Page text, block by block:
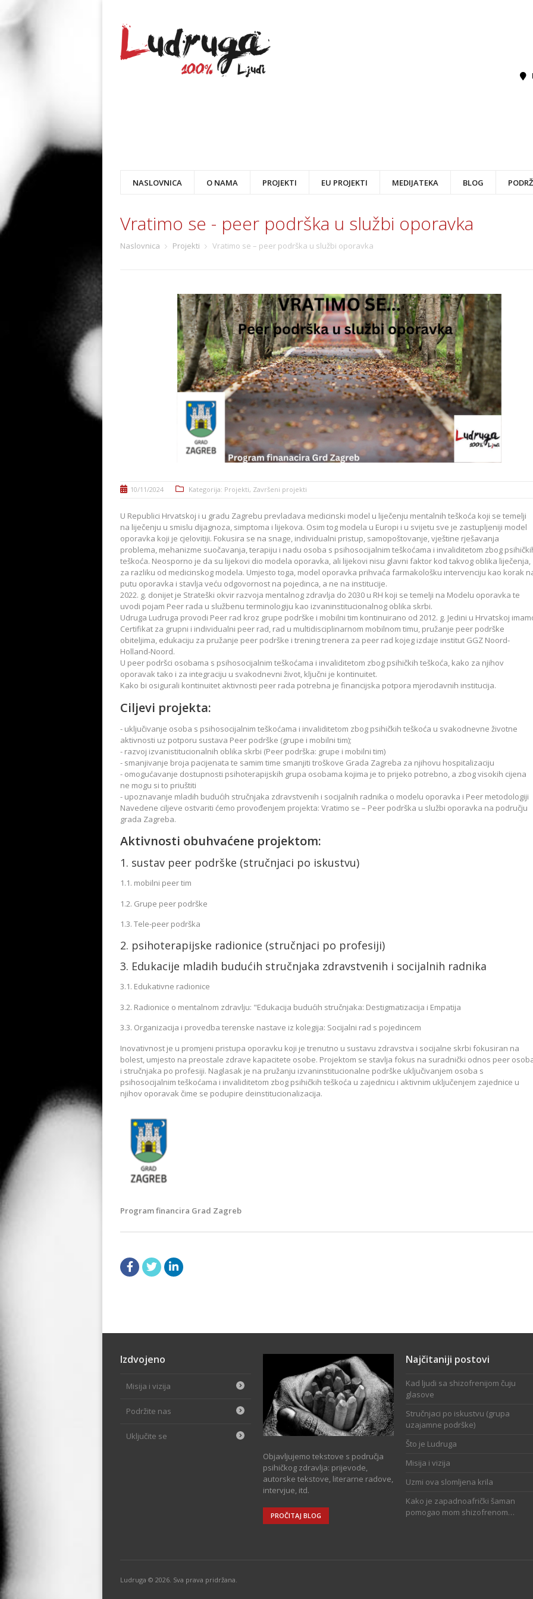
NASLOVNICA O NAMA PROJEKTI EU PROJEKTI MEDIJATEKA BLOG
Vratimo se - peer podrška u službi oporavka
Naslovnica Projekti Vratimo se – peer podrška u službi oporavka
10/11/2024 Kategorija: Projekti, Završeni projekti
U Republici Hrvatskoj i u gradu Zagrebu prevladava medicinski model u liječenju mentalnih teškoća koji se temelji
na liječenju u smislu dijagnoza, simptoma i lijekova. Osim tog modela u Europi i u svijetu sve je zastupljeniji model
oporavka koji je cjelovitiji. Fokusira se na snage, individualni pristup, samopoštovanje, vještine rješavanja
problema, mehanizme suočavanja, terapiju i nadu osoba s psihosocijalnim teškoćama i invaliditetom zbog
teškoća. Neosporno je da su lijekovi dio modela oporavka, ali lijekovi nisu glavni faktor kod takvog oblika liječenja,
za razliku od medicinskog modela. Umjesto toga, model oporavka prihvaća farmakološku intervenciju kao korak
putu oporavka i stavlja veću odgovornost na pojedinca, a ne na institucije.
2022. g. donijet je Strateški okvir razvoja mentalnog zdravlja do 2030 u RH koji se temelji na Modelu oporavka te
uvodi pojam Peer rada u službenu terminologiju kao izvaninstitucionalnog oblika skrbi.
Udruga Ludruga provodi Peer rad kroz grupe podrške i mobilni tim kontinuirano od 2012. g. Jedini u Hrvatskoj
Certifikat za grupni i individualni peer rad, rad u multidisciplinarnom mobilnom timu, pružanje peer podrške
obiteljima, edukaciju za pružanje peer podrške i trening trenera za peer rad kojeg izdaje institut GGZ Noord-
Holland-Noord.
U peer podršci osobama s psihosocijalnim teškoćama i invaliditetom zbog psihičkih teškoća, kako za njihov
oporavak tako i za integraciju u svakodnevni život, ključni je kontinuitet.
Kako bi osigurali kontinuitet aktivnosti peer rada potrebna je financijska potpora mjerodavnih institucija.
Ciljevi projekta:
- uključivanje osoba s psihosocijalnim teškoćama i invaliditetom zbog psihičkih teškoća u svakodnevne životne
aktivnosti uz potporu sustava Peer podrške (grupe i mobilni tim);
- razvoj izvanistitucionalnih oblika skrbi (Peer podrška: grupe i mobilni tim)
- smanjivanje broja pacijenata te samim time smanjiti troškove Grada Zagreba za njihovu hospitalizaciju
- omogućavanje dostupnosti psihoterapijskih grupa osobama kojima je to prijeko potrebno, a zbog visokih cijena
ne mogu si to priuštiti
- upoznavanje mladih budućih stručnjaka zdravstvenih i socijalnih radnika o modelu oporavka i Peer metodologiji
Navedene ciljeve ostvariti ćemo provođenjem projekta: Vratimo se – Peer podrška u službi oporavka na području
grada Zagreba.
Aktivnosti obuhvaćene projektom:
1. sustav peer podrške (stručnjaci po iskustvu)
1.1. mobilni peer tim
1.2. Grupe peer podrške
1.3. Tele-peer podrška
2. psihoterapijske radionice (stručnjaci po profesiji)
3. Edukacije mladih budućih stručnjaka zdravstvenih i socijalnih radnika
3.1. Edukativne radionice
3.2. Radionice o mentalnom zdravlju: "Edukacija budućih stručnjaka: Destigmatizacija i Empatija
3.3. Organizacija i provedba terenske nastave iz kolegija: Socijalni rad s pojedincem
Inovativnost je u promjeni pristupa oporavku koji je trenutno u sustavu zdravstva i socijalne skrbi fokusiran na
bolest, umjesto na preostale zdrave kapacitete osobe. Projektom se stavlja fokus na suradnički odnos peer
i stručnjaka po profesiji. Naglasak je na pružanju izvaninstitucionalne podrške uključivanjem osoba s
psihosocijalnim teškoćama i invaliditetom zbog psihičkih teškoća u zajednicu i aktivnim uključenjem zajednice u
njihov oporavak čime se podupire deinstitucionalizacija.
Program financira Grad Zagreb
Izdvojeno
Misija i vizija
Podržite nas
Uključite se
Objavljujemo tekstove s područja
psihičkog zdravlja: prijevode,
autorske tekstove, literarne radove,
intervjue, itd.
PROČITAJ BLOG
Najčitaniji postovi
Kad ljudi sa shizofrenijom čuju
glasove
Stručnjaci po iskustvu (grupa
uzajamne podrške)
Što je Ludruga
Misija i vizija
Uzmi ova slomljena krila
Kako je zapadnoafrički šaman
pomogao mom shizofrenom…
Ludruga © 2026. Sva prava pridržana.